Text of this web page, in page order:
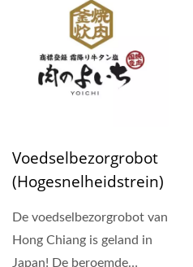
Voedselbezorgrobot
(Hogesnelheidstrein)
De voedselbezorgrobot van
Hong Chiang is geland in
Japan! De beroemde